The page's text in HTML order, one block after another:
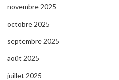
novembre 2025
octobre 2025
septembre 2025
août 2025
juillet 2025